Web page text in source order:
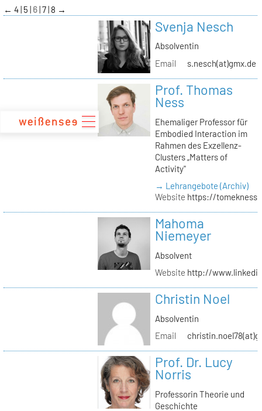
zum
Inhalt
← 4 5 6 7 8 →
Svenja Nesch
Absolventin
Email
s.nesch(at)gmx.de
Prof. Thomas
Ness
Ehemaliger Professor für
Embodied Interaction im
Rahmen des Exzellenz-
Clusters „Matters of
Activity"
→ Lehrangebote (Archiv)
Website https://
Mahoma
Niemeyer
Absolvent
Website http://
Christin Noel
Absolventin
Email
Prof. Dr. Lucy
Norris
Professorin Theorie und
Geschichte